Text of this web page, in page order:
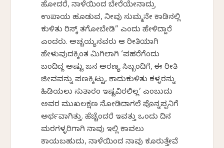
ಹೋದರೆ, ನಾಳೆಯಿಂದ ಬೇರೆಯೇನಾದ್ರು
ಉಪಾಯ ಹೂಡುವ, ನೀವು ಸುಮ್ಮನೇ ಕಾಡಿನಲ್ಲಿ
ಕುಳಿತು ರಿಸ್ಕ್ ತಗೋಬೇಡಿ” ಎಂದು ಹೇಳಿದ್ದಾರೆ
ಎಂದರು. ಅಚ್ಚಯ್ಯನವರು ಆ ರೀತಿಯಾಗಿ
ಹೇಳುವುದಕ್ಕಿಂತ ಮಿಗಿಲಾಗಿ ‘ಪಹರೆಗೆಂದು
ಬಂದಿದ್ದ ಅಷ್ಟು ಜನ ಅರಣ್ಯ ಸಿಬ್ಬಂದಿಗೆ, ಈ ರೀತಿ
ಜೀವವನ್ನು ಪಣಕ್ಕಿಟ್ಟು, ಕಾದುಕುಳಿತು ಕಳ್ಳರನ್ನು
ಹಿಡಿಯಲು ಸುತಾರಂ ಇಷ್ಟವಿರಲಿಲ್ಲ’ ಎಂಬುದು
ಅವರ ಮುಖಲಕ್ಷಣ ನೋಡಿದಾಗಲೆ ಪೊನ್ನಪ್ಪನಿಗೆ
ಅರ್ಥವಾಗಿತ್ತು. ಹೆಚ್ಚೆಂದರೆ ಇವತ್ತು ಒಂದು ದಿನ
ಮರಗಳ್ಳರಿಗಾಗಿ ನಾವು ಇಲ್ಲಿ ಕಾವಲು
ಕಾಯಬಹುದು, ನಾಳೆಯಿಂದ ನಾವು ಕೂರುತ್ತೇವೆ